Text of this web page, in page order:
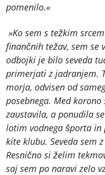
pomenilo.«
»Ko sem s težkim
finančnih težav, sem se
odbojki je bilo seveda
primerjati z jadranjem.
morja, odvisen od
posebnega. Med
zaustavila, a ponudila
lotim vodnega športa
kite klubu. Seveda sem
Resnično si želim
saj sem po naravi zelo